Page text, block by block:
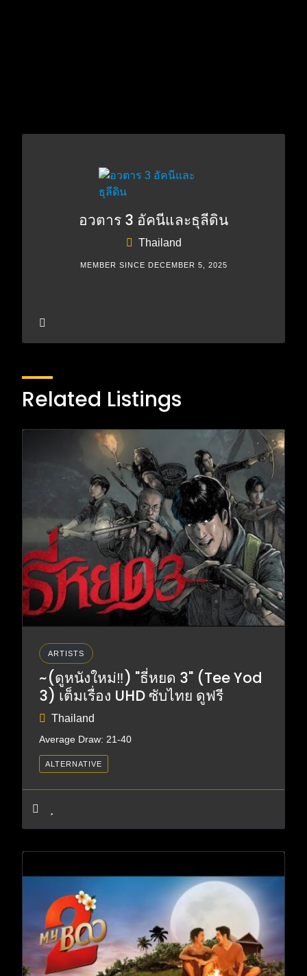
อวตาร 3 อัคนีและธุลีดิน
Thailand
MEMBER SINCE DECEMBER 5, 2025
Related Listings
ARTISTS
~(ดูหนังใหม่‼️) "ธี่หยด 3" (Tee Yod
3) เต็มเรื่อง UHD ซับไทย ดูฟรี
Thailand
Average Draw: 21-40
ALTERNATIVE